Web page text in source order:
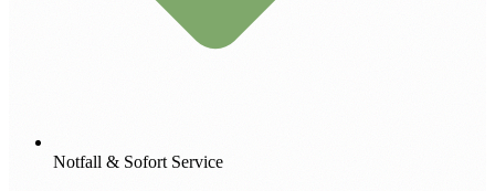
Notfall & Sofort Service